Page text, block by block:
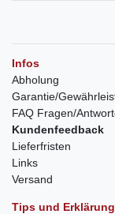
Infos
Abholung
Garantie/
FAQ Fragen/
Kundenfeedback
Lieferfristen
Links
Versand
Tips und